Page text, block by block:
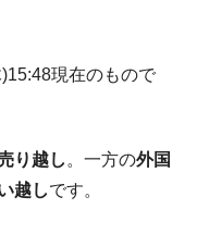
決して良くない。
⇒ 総額3兆7,000億
が急進！ 日米の協調
現在のもので
り越し 。一方の外国
越しです。